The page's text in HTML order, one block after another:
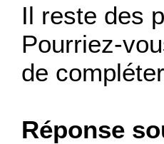
Il reste des
Pourriez-
de
Réponse